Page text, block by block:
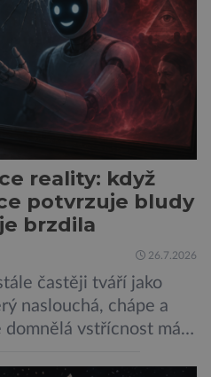
reality: když
potvrzuje bludy
brzdila
26.7.2026
častěji tváří jako
naslouchá, chápe a
domnělá vstřícnost má i